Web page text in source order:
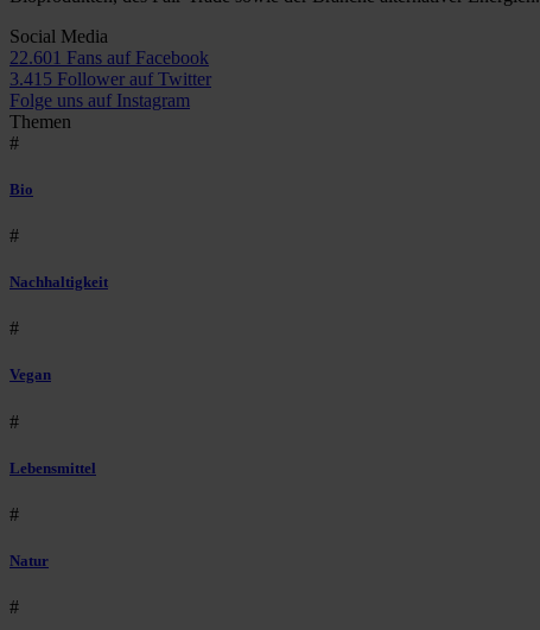
Social Media
22.601 Fans auf Facebook
3.415 Follower auf Twitter
Folge uns auf Instagram
Themen
#
Bio
#
Nachhaltigkeit
#
Vegan
#
Lebensmittel
#
Natur
#